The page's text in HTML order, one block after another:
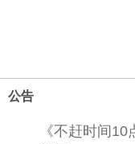
公告
《不赶时间